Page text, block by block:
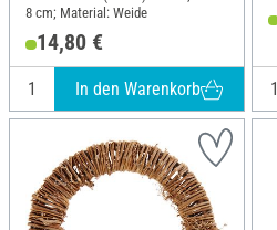
8 cm; Material: Weide
14,80 €
In den Warenkorb